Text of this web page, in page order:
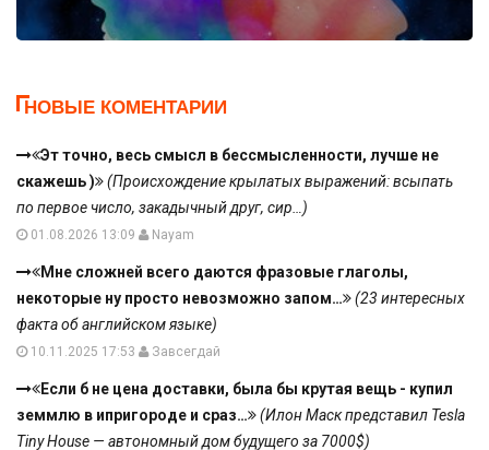
НОВЫЕ КОМЕНТАРИИ
Эт точно, весь смысл в бессмысленности, лучше не
скажешь )
(Происхождение крылатых выражений: всыпать
по первое число, закадычный друг, сир…)
01.08.2026 13:09 Nayam
Мне сложней всего даются фразовые глаголы,
некоторые ну просто невозможно запом…
(23 интересных
факта об английском языке)
10.11.2025 17:53 Завсегдай
Если б не цена доставки, была бы крутая вещь - купил
земмлю в ипригороде и сраз…
(Илон Маск представил Tesla
Tiny House — автономный дом будущего за 7000$)